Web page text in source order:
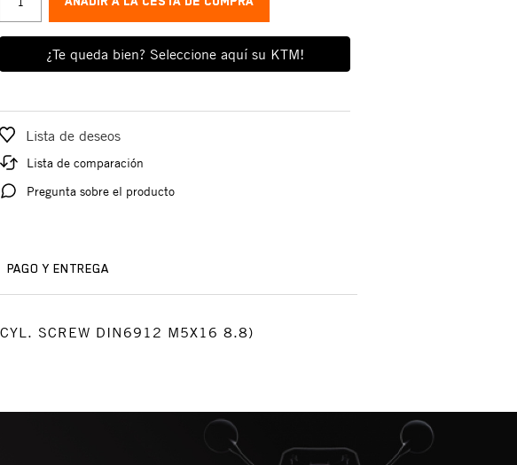
¿Te queda bien? Seleccione aquí su KTM!
Lista de deseos
Lista de comparación
Pregunta sobre el producto
PAGO Y ENTREGA
SCREW DIN6912 M5X16 8.8)